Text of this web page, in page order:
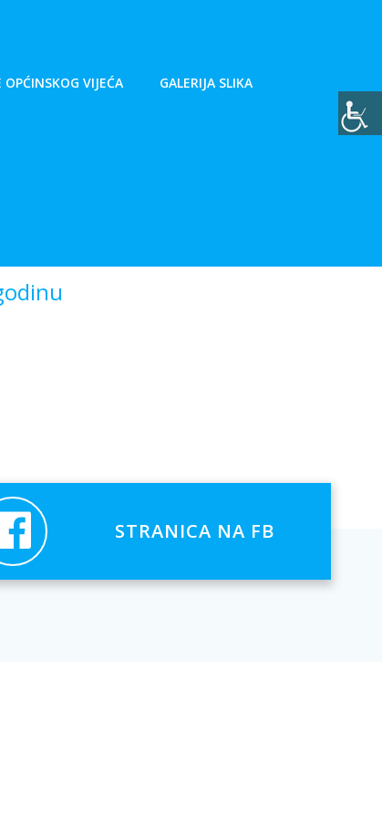
OPĆINSKOG VIJEĆA GALERIJA SLIKA
STRANICA NA FB